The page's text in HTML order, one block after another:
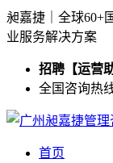
昶嘉捷｜全球60+
业服务解决方案
招聘【运营
全国咨询热
首页